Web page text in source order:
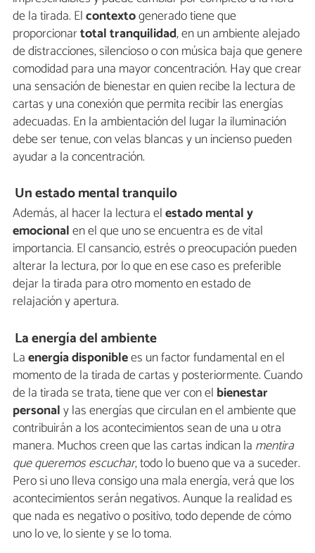
de la tirada. Elcontextogenerado tiene que
proporcionartotal tranquilidad, en un ambiente alejado
de distracciones, silencioso o con música baja que genere
comodidad para una mayor concentración. Hay que crear
una sensación de bienestar en quien recibe la lectura de
cartas y una conexión que permita recibir las energías
adecuadas. En la ambientación del lugar la iluminación
debe ser tenue, con velas blancas y un incienso pueden
ayudar a la concentración.
Un estado mental tranquilo
Además, al hacer la lectura elestado mental y
emocionalen el que uno se encuentra es de vital
importancia. El cansancio, estrés o preocupación pueden
alterar la lectura, por lo que en ese caso es preferible
dejar la tirada para otro momento en estado de
relajación y apertura.
La energía del ambiente
Laenergía disponiblees un factor fundamental en el
momento de la tirada de cartas y posteriormente. Cuando
de la tirada se trata, tiene que ver con el bienestar
personaly las energías que circulan en el ambiente que
contribuirán a los acontecimientos sean de una u otra
manera. Muchos creen que las cartas indican la mentira
que queremos escuchar, todo lo bueno que va a suceder.
Pero si uno lleva consigo una mala energía, verá que los
acontecimientos serán negativos. Aunque la realidad es
que nada es negativo o positivo, todo depende de cómo
uno lo ve, lo siente y se lo toma.